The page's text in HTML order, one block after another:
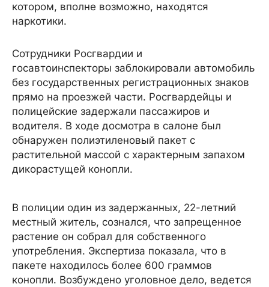
котором, вполне возможно, находятся
наркотики.
Сотрудники Росгвардии и
госавтоинспекторы заблокировали автомобиль
без государственных регистрационных знаков
прямо на проезжей части. Росгвардейцы и
полицейские задержали пассажиров и
водителя. В ходе досмотра в салоне был
обнаружен полиэтиленовый пакет с
растительной массой с характерным запахом
дикорастущей конопли.
В полиции один из задержанных, 22-летний
местный житель, сознался, что запрещенное
растение он собрал для собственного
употребления. Экспертиза показала, что в
пакете находилось более 600 граммов
конопли. Возбуждено уголовное дело, ведется